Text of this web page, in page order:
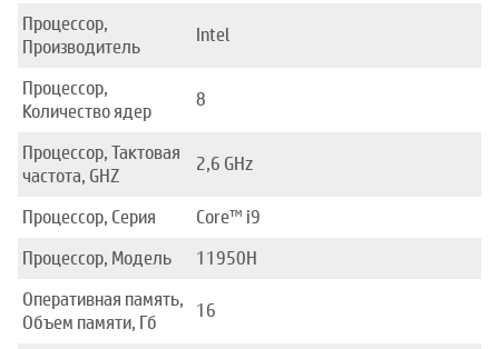
Процессор,
Производитель
Intel
Процессор,
Количество ядер
8
Процессор, Тактовая
частота, GHZ
2,6 GHz
Процессор, Серия
Core™ i9
Процессор, Модель
11950H
Оперативная память,
Объем памяти, Гб
16